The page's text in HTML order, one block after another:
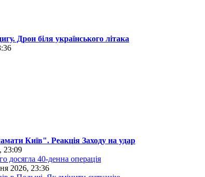
Дрон біля українського літака
Київ". Реакція Заходу на удар
досягла 40-денна операція
2026, 23:36